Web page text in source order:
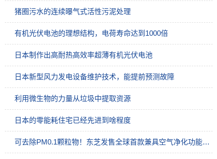
猪圈污水的连续曝气式活性污泥处理
有机光伏电池的理想结构，电荷寿命达到1000倍
日本制作出高耐热高效率超薄有机光伏电池
日本新型风力发电设备维护技术，能提前预测故障
利用微生物的力量从垃圾中提取资源
日本的零能耗住宅已经先进到啥程度
可去除PM0.1颗粒物！东芝发售全球首款兼具空气净化功能的空调产品